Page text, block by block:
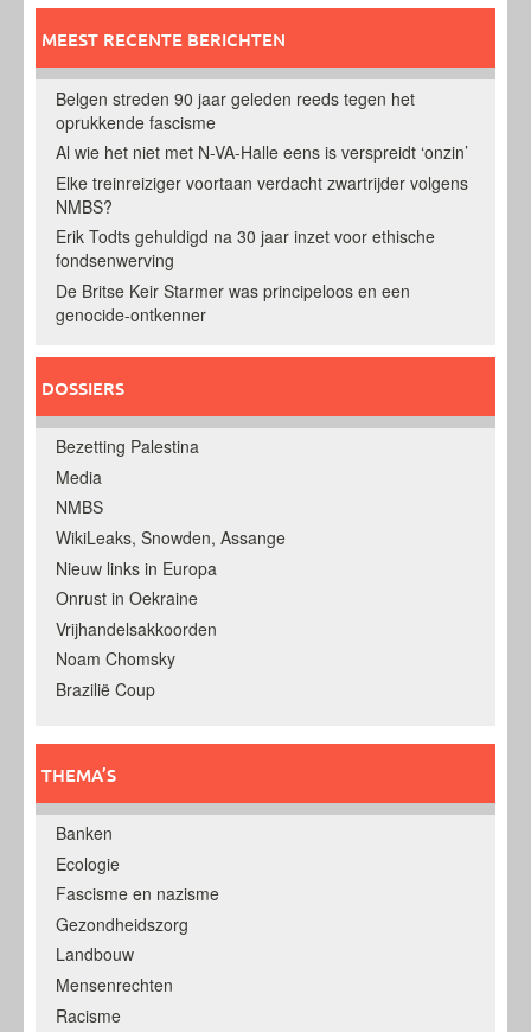
MEEST RECENTE BERICHTEN
Belgen streden 90 jaar geleden reeds tegen het
oprukkende fascisme
Al wie het niet met N-VA-Halle eens is verspreidt ‘onzin’
Elke treinreiziger voortaan verdacht zwartrijder volgens
NMBS?
Erik Todts gehuldigd na 30 jaar inzet voor ethische
fondsenwerving
De Britse Keir Starmer was principeloos en een
genocide-ontkenner
DOSSIERS
Bezetting Palestina
Media
NMBS
WikiLeaks, Snowden, Assange
Nieuw links in Europa
Onrust in Oekraine
Vrijhandelsakkoorden
Noam Chomsky
Brazilië Coup
THEMA’S
Banken
Ecologie
Fascisme en nazisme
Gezondheidszorg
Landbouw
Mensenrechten
Racisme